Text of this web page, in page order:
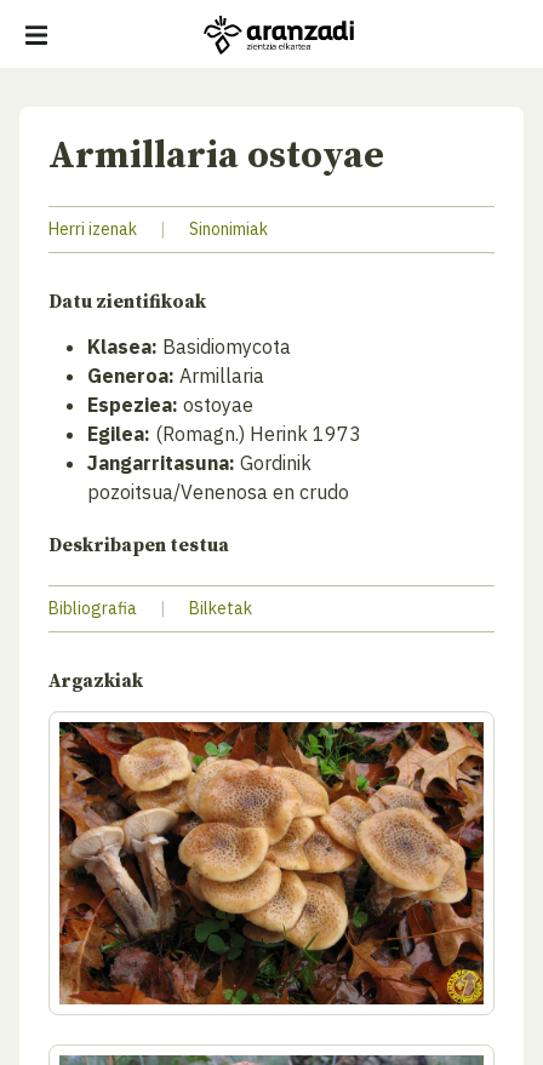
Armillaria ostoyae
Herri izenak | Sinonimiak
Datu zientifikoak
Klasea: Basidiomycota
Generoa: Armillaria
Espeziea: ostoyae
Egilea: (Romagn.) Herink 1973
Jangarritasuna: Gordinik
pozoitsua/Venenosa en crudo
Deskribapen testua
Bibliografia | Bilketak
Argazkiak